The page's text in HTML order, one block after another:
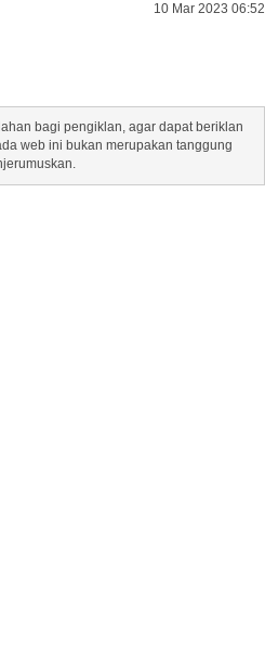
10 Mar 2023 06:52
bagi pengiklan, agar dapat beriklan
web ini bukan merupakan tanggung